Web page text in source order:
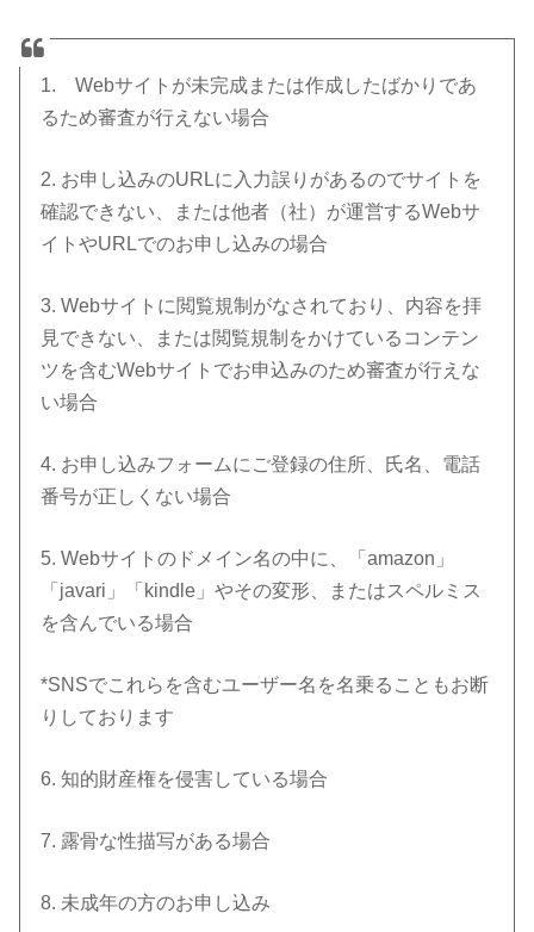
1. Webサイトが未完成または作成したばかりであ
るため審査が行えない場合
2. お申し込みのURLに入力誤りがあるのでサイトを
確認できない、または他者（社）が運営するWebサ
イトやURLでのお申し込みの場合
3. Webサイトに閲覧規制がなされており、内容を拝
見できない、または閲覧規制をかけているコンテン
ツを含むWebサイトでお申込みのため審査が行えな
い場合
4. お申し込みフォームにご登録の住所、氏名、電話
番号が正しくない場合
5. Webサイトのドメイン名の中に、「amazon」
「javari」「kindle」やその変形、またはスペルミス
を含んでいる場合
*SNSでこれらを含むユーザー名を名乗ることもお断
りしております
6. 知的財産権を侵害している場合
7. 露骨な性描写がある場合
8. 未成年の方のお申し込み